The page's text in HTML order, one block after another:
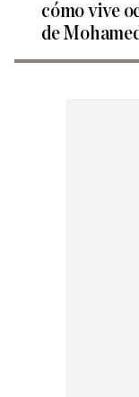
cómo vive
de